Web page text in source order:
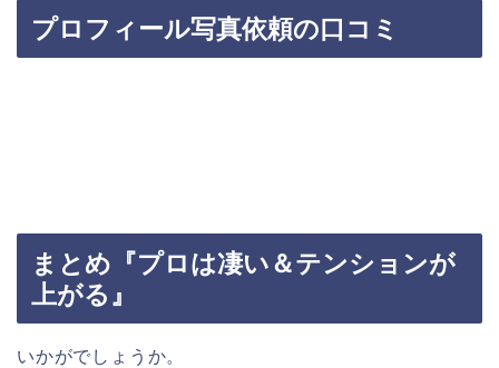
プロフィール写真依頼の口コミ
まとめ『プロは凄い＆テンションが
上がる』
いかがでしょうか。